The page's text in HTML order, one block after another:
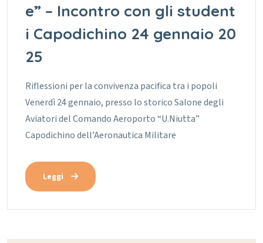
e” – Incontro con gli student
i Capodichino 24 gennaio 20
25
Riflessioni per la convivenza pacifica tra i popoli
Venerdì 24 gennaio, presso lo storico Salone degli
Aviatori del Comando Aeroporto “U.Niutta”
Capodichino dell’Aeronautica Militare
Leggi